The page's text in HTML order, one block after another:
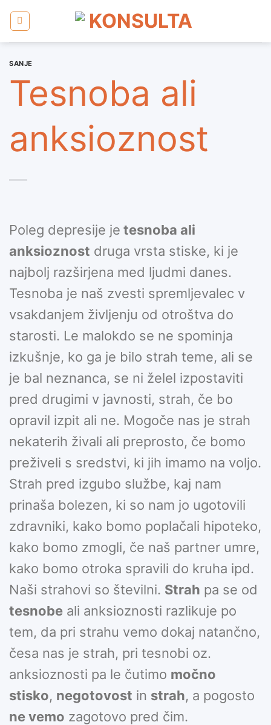
SANJE
Tesnoba ali
anksioznost
Poleg depresije je tesnoba ali
anksioznost druga vrsta stiske, ki je
najbolj razširjena med ljudmi danes.
Tesnoba je naš zvesti spremljevalec v
vsakdanjem življenju od otroštva do
starosti. Le malokdo se ne spominja
izkušnje, ko ga je bilo strah teme, ali se
je bal neznanca, se ni želel izpostaviti
pred drugimi v javnosti, strah, če bo
opravil izpit ali ne. Mogoče nas je strah
nekaterih živali ali preprosto, če bomo
preživeli s sredstvi, ki jih imamo na voljo.
Strah pred izgubo službe, kaj nam
prinaša bolezen, ki so nam jo ugotovili
zdravniki, kako bomo poplačali hipoteko,
kako bomo zmogli, če naš partner umre,
kako bomo otroka spravili do kruha ipd.
Naši strahovi so številni. Strah pa se od
tesnobe ali anksioznosti razlikuje po
tem, da pri strahu vemo dokaj natančno,
česa nas je strah, pri tesnobi oz.
anksioznosti pa le čutimo močno
stisko, negotovost in strah, a pogosto
ne vemo zagotovo pred čim.